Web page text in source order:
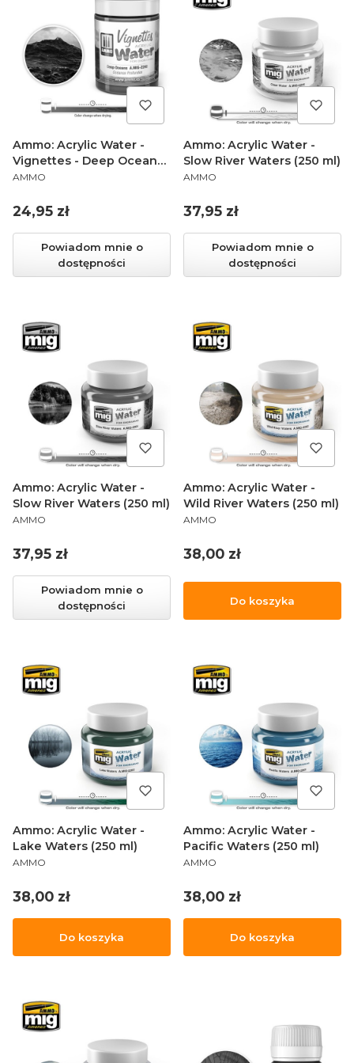
Ammo: Acrylic Water -
Vignettes - Deep Oceans
(100 ml)
PRODUCENT
AMMO
Cena
24,95 zł
Powiadom mnie o
dostępności
Ammo: Acrylic Water -
Slow River Waters (250 ml)
PRODUCENT
AMMO
Cena
37,95 zł
Powiadom mnie o
dostępności
Ammo: Acrylic Water -
Slow River Waters (250 ml)
PRODUCENT
AMMO
Cena
37,95 zł
Powiadom mnie o
dostępności
Ammo: Acrylic Water -
Wild River Waters (250 ml)
PRODUCENT
AMMO
Cena
38,00 zł
Do koszyka
Ammo: Acrylic Water -
Lake Waters (250 ml)
PRODUCENT
AMMO
Cena
38,00 zł
Do koszyka
Ammo: Acrylic Water -
Pacific Waters (250 ml)
PRODUCENT
AMMO
Cena
38,00 zł
Do koszyka